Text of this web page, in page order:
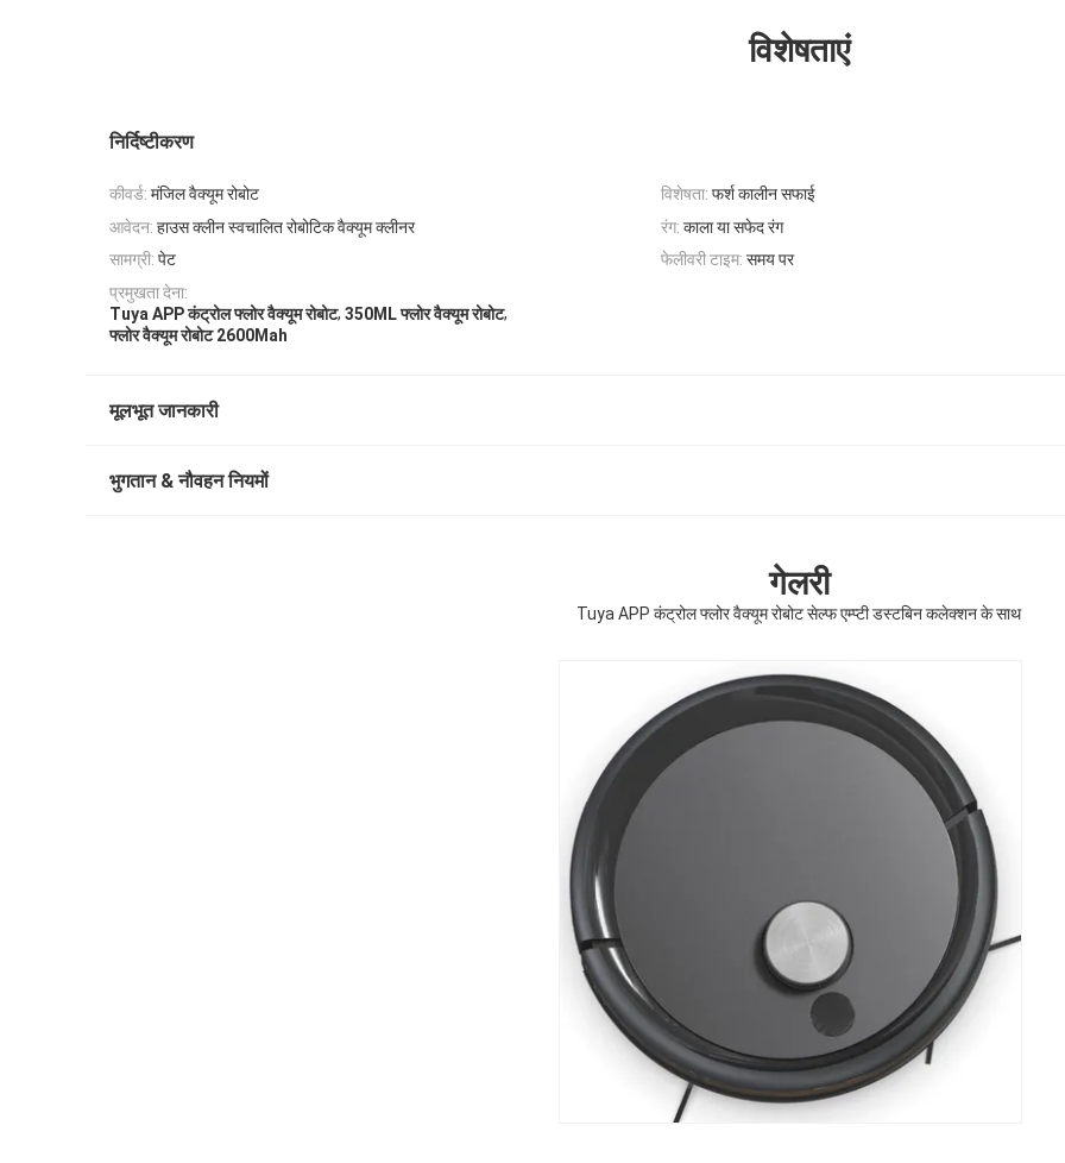
विशेषताएं
निर्दिष्टीकरण
कीवर्ड: मंजिल वैक्यूम रोबोट विशेषता: फर्श कालीन सफाई
आवेदन: हाउस क्लीन स्वचालित रोबोटिक वैक्यूम क्लीनर रंग: काला या सफेद रंग
सामग्री: पेट फेलीवरी टाइम: समय पर
प्रमुखता देना:
Tuya APP कंट्रोल फ्लोर वैक्यूम रोबोट, 350ML फ्लोर वैक्यूम रोबोट,
फ्लोर वैक्यूम रोबोट 2600Mah
मूलभूत जानकारी
भुगतान & नौवहन नियमों
गेलरी
Tuya APP कंट्रोल फ्लोर वैक्यूम रोबोट सेल्फ एम्प्टी डस्टबिन कलेक्शन के साथ